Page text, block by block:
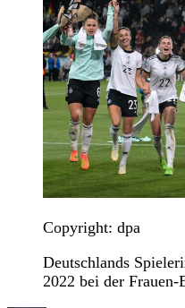
Copyright: dpa
Deutschlands
2022 bei der